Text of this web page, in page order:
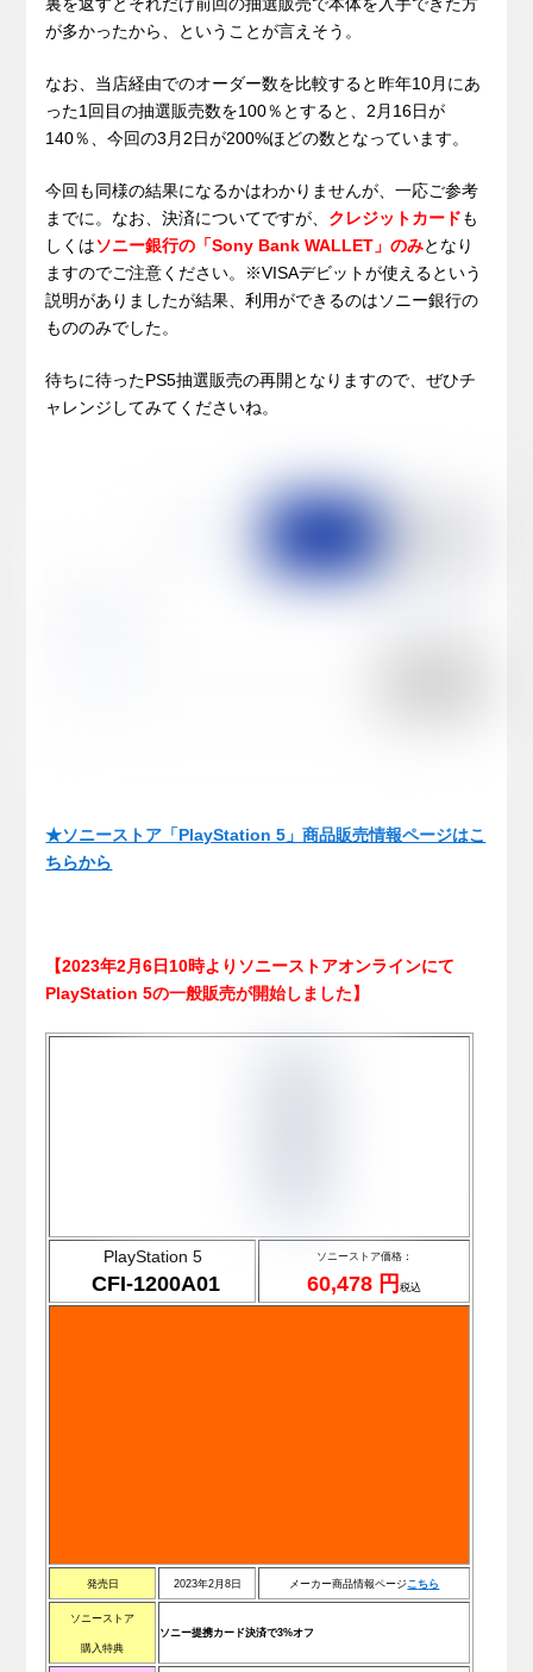
が多かったから、ということが言えそう。
なお、当店経由でのオーダー数を比較すると昨年10月にあ
った1回目の抽選販売数を100％とすると、2月16日が
140％、今回の3月2日が200%ほどの数となっています。
今回も同様の結果になるかはわかりませんが、一応ご参考
までに。なお、決済についてですが、 クレジットカードも
しくはソニー銀行の「Sony Bank WALLET」のみとなり
ますのでご注意ください。※VISAデビットが使えるという
説明がありましたが結果、利用ができるのはソニー銀行の
もののみでした。
待ちに待ったPS5抽選販売の再開となりますので、ぜひチ
ャレンジしてみてくださいね。
★ソニーストア「PlayStation 5」商品販売情報ページはこ
ちらから
【2023年2月6日10時よりソニーストアオンラインにて
PlayStation 5の一般販売が開始しました】
PlayStation 5
CFI-1200A01
ソニーストア価格：
60,478 円税込
発売日 2023年2月8日 メーカー商品情報ページこちら
ソニーストア
購入特典
ソニー提携カード決済で3%オフ